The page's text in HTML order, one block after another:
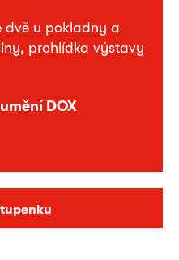
dvě u pokladny a
prohlídka výstavy
DOX